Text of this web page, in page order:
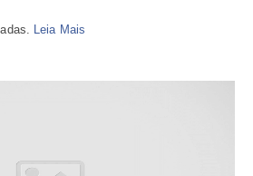
Leia Mais